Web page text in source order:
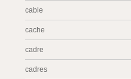
cable
cache
cadre
cadres